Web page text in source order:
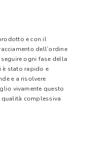
e con il
dell’ordine
ogni fase della
è stato rapido e
e a risolvere
vivamente questo
complessiva